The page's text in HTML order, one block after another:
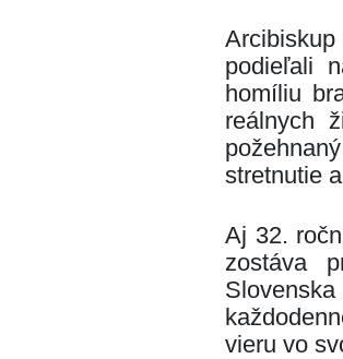
podieľali
homíliu
reálnych
stretnutie
Aj 32.
zostáva
vieru vo